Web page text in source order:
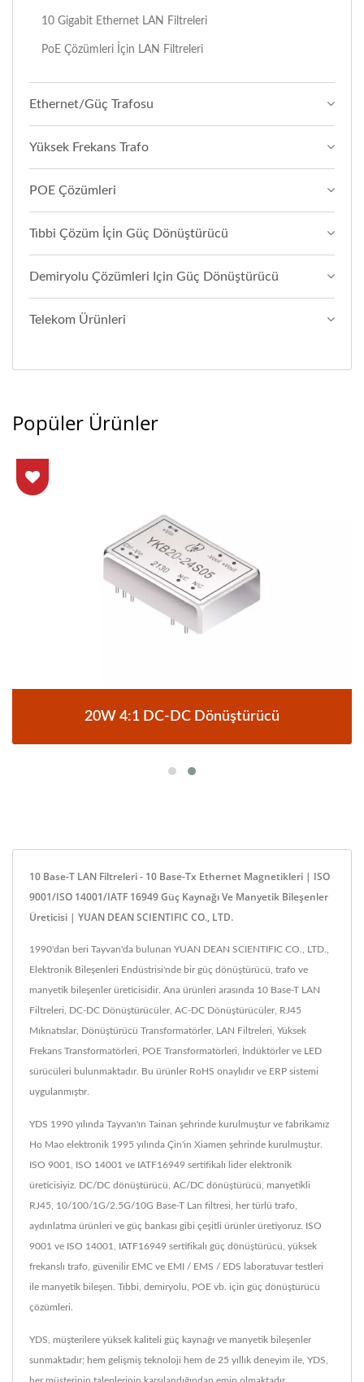
10 Gigabit Ethernet LAN Filtreleri
PoE Çözümleri İçin LAN Filtreleri
Ethernet/Güç Trafosu
Yüksek Frekans Trafo
POE Çözümleri
Tıbbi Çözüm İçin Güç Dönüştürücü
Demiryolu Çözümleri Için Güç Dönüştürücü
Telekom Ürünleri
Popüler Ürünler
20W 4:1 DC-DC Dönüştürücü
10 Base-T LAN Filtreleri - 10 Base-Tx Ethernet Magnetikleri | ISO
9001/ISO 14001/IATF 16949 Güç Kaynağı Ve Manyetik Bileşenler
Üreticisi | YUAN DEAN SCIENTIFIC CO., LTD.
1990'dan beri Tayvan'da bulunan YUAN DEAN SCIENTIFIC CO., LTD.,
Elektronik Bileşenleri Endüstrisi'nde bir güç dönüştürücü, trafo ve
manyetik bileşenler üreticisidir. Ana ürünleri arasında 10 Base-T LAN
Filtreleri, DC-DC Dönüştürücüler, AC-DC Dönüştürücüler, RJ45
Mıknatıslar, Dönüştürücü Transformatörler, LAN Filtreleri, Yüksek
Frekans Transformatörleri, POE Transformatörleri, İndüktörler ve LED
sürücüleri bulunmaktadır. Bu ürünler RoHS onaylıdır ve ERP sistemi
uygulanmıştır.
YDS 1990 yılında Tayvan'ın Tainan şehrinde kurulmuştur ve fabrikamız
Ho Mao elektronik 1995 yılında Çin'in Xiamen şehrinde kurulmuştur.
ISO 9001, ISO 14001 ve IATF16949 sertifikalı lider elektronik
üreticisiyiz. DC/DC dönüştürücü, AC/DC dönüştürücü, manyetikli
RJ45, 10/100/1G/2.5G/10G Base-T Lan filtresi, her türlü trafo,
aydınlatma ürünleri ve güç bankası gibi çeşitli ürünler üretiyoruz. ISO
9001 ve ISO 14001, IATF16949 sertifikalı güç dönüştürücü, yüksek
frekanslı trafo, güvenilir EMC ve EMI / EMS / EDS laboratuvar testleri
ile manyetik bileşen. Tıbbi, demiryolu, POE vb. için güç dönüştürücü
çözümleri.
YDS, müşterilere yüksek kaliteli güç kaynağı ve manyetik bileşenler
sunmaktadır; hem gelişmiş teknoloji hem de 25 yıllık deneyim ile, YDS,